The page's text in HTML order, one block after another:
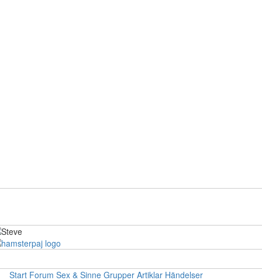
Start Forum Sex & Sinne Grupper Artiklar Händelser